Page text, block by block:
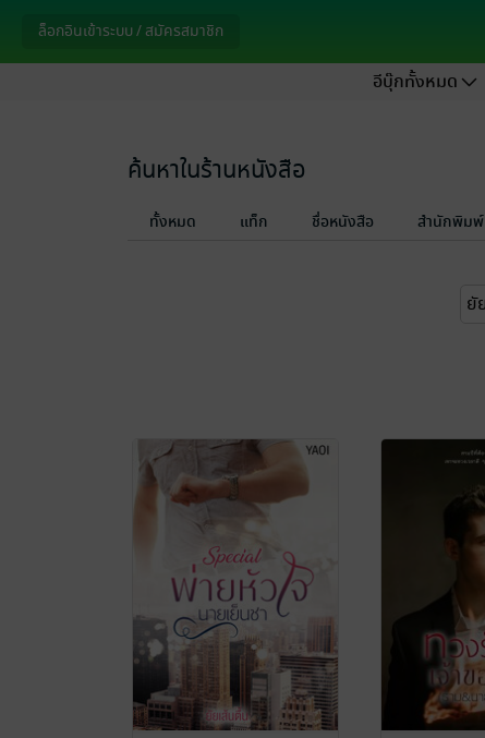
ล็อกอินเข้าระบบ / สมัครสมาชิก
อีบุ๊กทั้งหมด
ค้นหาในร้านหนังสือ
ทั้งหมด แท็ก ชื่อหนังสือ สำนักพิมพ์